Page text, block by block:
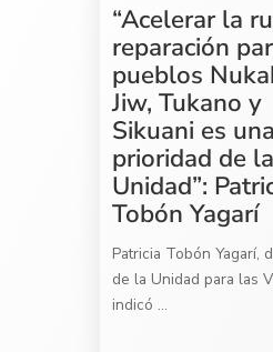
“Acelerar la
reparación
pueblos
Jiw, Tukano y
Sikuani es una
prioridad de la
Unidad”:
Tobón Yagarí
Patricia Tobón Yagarí,
de la Unidad para las
indicó ...